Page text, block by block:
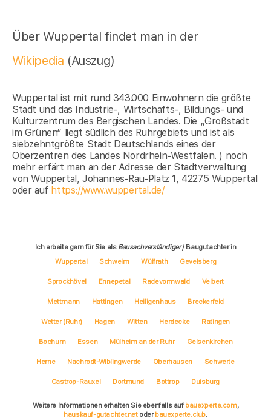
Über Wuppertal findet man in der
Wikipedia (Auszug)
Wuppertal ist mit rund 343.000 Einwohnern die größte
Stadt und das Industrie-, Wirtschafts-, Bildungs- und
Kulturzentrum des Bergischen Landes. Die „Großstadt
im Grünen“ liegt südlich des Ruhrgebiets und ist als
siebzehntgrößte Stadt Deutschlands eines der
Oberzentren des Landes Nordrhein-Westfalen. ) noch
mehr erfärt man an der Adresse der Stadtverwaltung
von Wuppertal, Johannes-Rau-Platz 1, 42275 Wuppertal
oder auf https://www.wuppertal.de/
Ich arbeite gern für Sie als Bausachverständiger/ Baugutachter in
Wuppertal
Schwelm Wülfrath Gevelsberg
Sprockhövel Ennepetal Radevormwald Velbert
Mettmann Hattingen Heiligenhaus Breckerfeld
Wetter (Ruhr) Hagen Witten Herdecke Ratingen
Bochum Essen Mülheim an der Ruhr Gelsenkirchen
Herne Nachrodt-Wiblingwerde Oberhausen Schwerte
Castrop-Rauxel Dortmund Bottrop Duisburg
Weitere Informationen erhalten Sie ebenfalls auf bauexperte.com,
hauskauf-gutachter.netoderbauexperte.club.